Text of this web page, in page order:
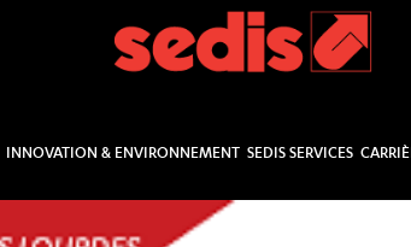
INNOVATION & ENVIRONNEMENT SEDIS SERVICES